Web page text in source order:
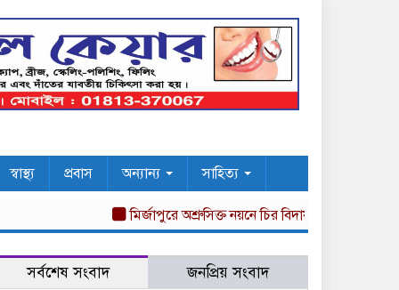
স্বাস্থ্য প্রবাস অন্যান্য সাহিত্য
মির্জাপুরে অশ্রুসিক্ত নয়নে চির বিদায় দেওয়া হলো প্রবীন
সর্বশেষ সংবাদ জনপ্রিয় সংবাদ